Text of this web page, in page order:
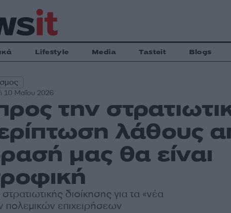
Lifestyle Media Tasteit Blogs
10 Μαΐου 2026
την
λάθους
μας θα είναι
διοίκησης για τα «νέα
πολεμικών επιχειρήσεων